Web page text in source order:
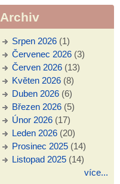
Archiv
Srpen 2026(1)
Červenec 2026(3)
Červen 2026(13)
Květen 2026(8)
Duben 2026(6)
Březen 2026(5)
Únor 2026(17)
Leden 2026(20)
Prosinec 2025(14)
Listopad 2025(14)
více...